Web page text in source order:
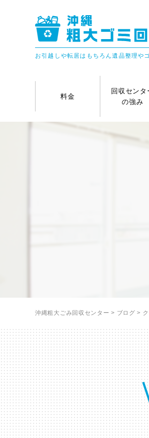
お引越しや転居はもちろん遺品整理や
料金
回収センタ
の強み
沖縄粗大ごみ回収センター > ブログ >